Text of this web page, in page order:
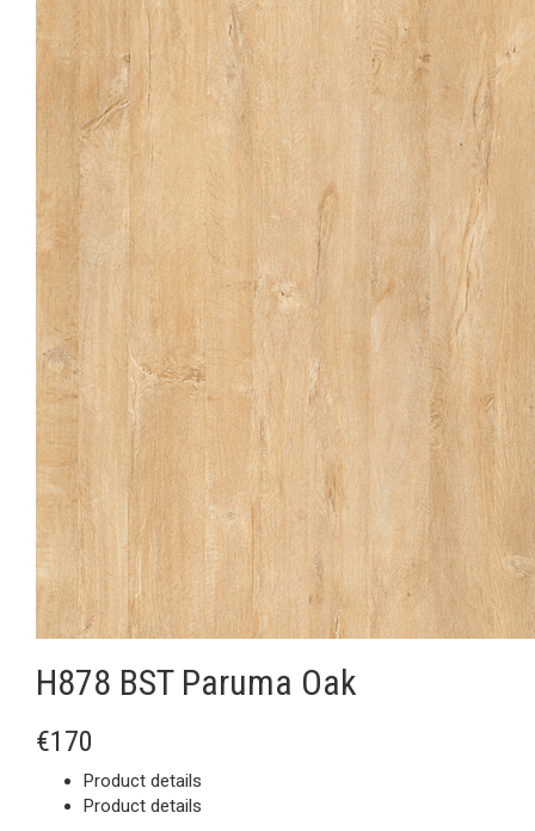
H878 BST Paruma Oak
€170
Product details
Product details